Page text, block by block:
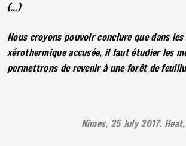
(…)
Nous croyons pouvoir conclure que dans
xérothermique accusée, il faut étudier les
permettrons de revenir à une forêt de
Nîmes, 25 July 2017.